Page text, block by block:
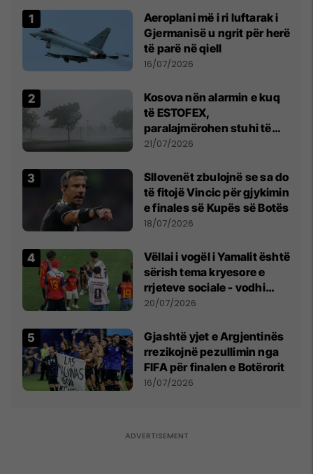
Aeroplani më i ri luftarak i
Gjermanisë u ngrit për herë
të parë në qiell
16/07/2026
Kosova nën alarmin e kuq
të ESTOFEX,
paralajmërohen stuhi të
fuqishme me breshër dhe
21/07/2026
Sllovenët zbulojnë se sa do
të fitojë Vincic për gjykimin
e finales së Kupës së Botës
18/07/2026
Vëllai i vogël i Yamalit është
sërish tema kryesore e
rrjeteve sociale - vodhi
vëmendjen pas finales së
20/07/2026
Gjashtë yjet e Argjentinës
rrezikojnë pezullimin nga
FIFA për finalen e Botërorit
16/07/2026